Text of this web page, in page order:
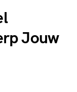
Jouw